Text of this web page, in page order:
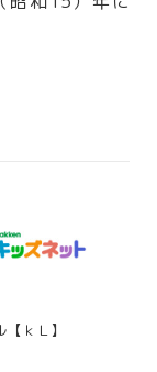
ｋＬ】